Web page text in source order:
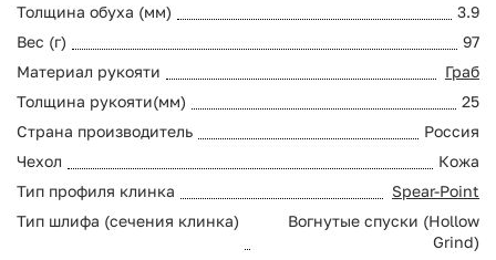
Толщина обуха (мм)
3.9
Вес (г)
97
Материал рукояти
Граб
Толщина рукояти(мм)
25
Страна производитель
Россия
Чехол
Кожа
Тип профиля клинка
Spear-Point
Тип шлифа (сечения клинка)
Вогнутые спуски (Hollow
Grind)